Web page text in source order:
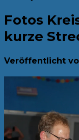
Fotos
kurze
Veröffentlicht